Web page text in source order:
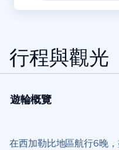
行程與觀光
遊輪概覽
在西加勒比地區航行6晚